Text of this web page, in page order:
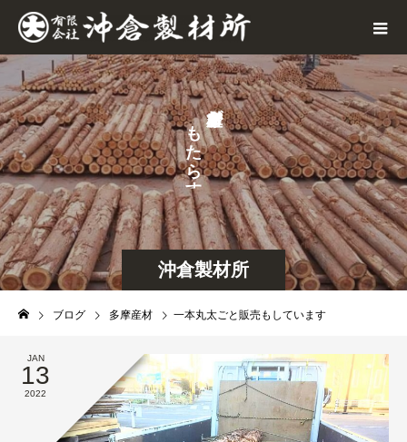
沖倉製材所
が
も
た
ら
す
ブログ 多摩産材 一本丸太ごと販売もしています
JAN
13
2022